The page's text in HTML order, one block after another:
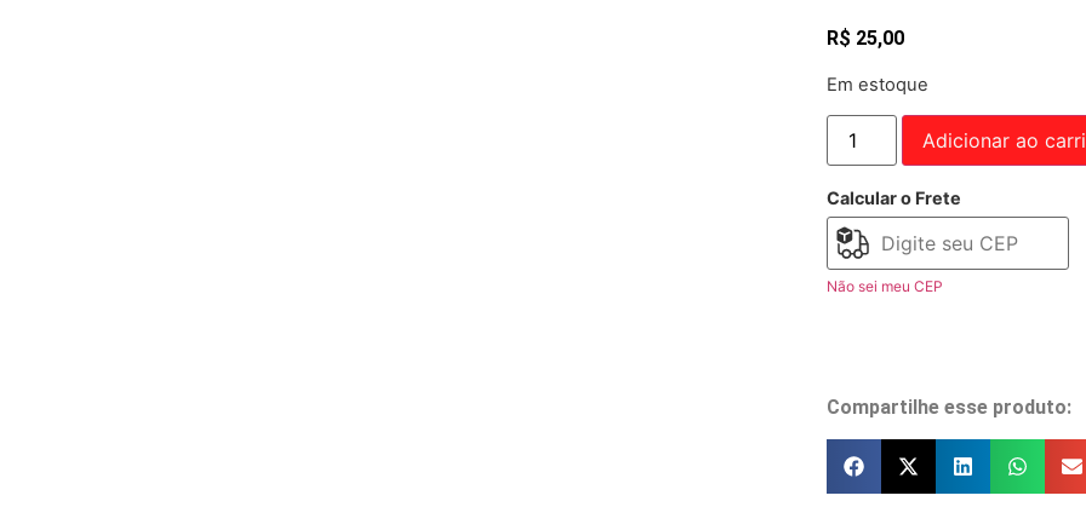
R$ 25,00
Em estoque
Adicionar ao
Calcular o Frete
Não sei meu CEP
Compartilhe esse produto: